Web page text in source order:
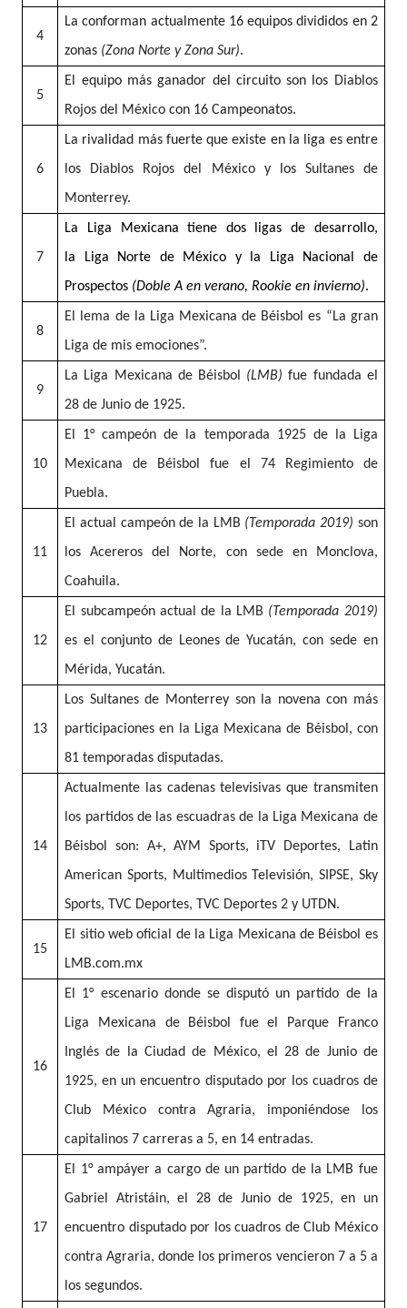
4
La conforman actualmente 16 equipos divididos en 2
zonas (Zona Norte yZona Sur).
5
El equipo más ganador del circuito son los Diablos
Rojos del México con 16 Campeonatos.
6
La rivalidad más fuerte que existe en la liga es entre
los
Diablos Rojos del Méxicoy los Sultanes de
Monterrey.
7
La Liga Mexicana tiene dos ligas de desarrollo,
la Liga Norte de México y la Liga Nacional de
Prospectos (Doble A en verano, Rookie en invierno).
8
El lema de la Liga Mexicana de Béisbol es “La gran
Liga de mis emociones”.
9
La Liga Mexicana de Béisbol (LMB) fue fundada el
28 de Junio de 1925.
10
El 1° campeón de la temporada 1925 de la Liga
Mexicana de Béisbol fue el 74 Regimiento de
Puebla.
11
El actual campeón de la LMB (Temporada 2019) son
los Acereros del Norte, con sede en Monclova,
Coahuila.
12
El subcampeón actual de la LMB (Temporada 2019)
es el conjunto de Leones de Yucatán, con sede en
Mérida, Yucatán.
13
Los Sultanes de Monterrey son la novena con más
participaciones en la Liga Mexicana de Béisbol, con
81 temporadas disputadas.
14
Actualmente las cadenas televisivas que transmiten
los partidos de las escuadras de la Liga Mexicana de
Béisbol son: A+, AYM Sports, iTV Deportes, Latin
American Sports, Multimedios Televisión, SIPSE, Sky
Sports, TVC Deportes, TVC Deportes 2 y UTDN.
15
El sitio web oficial de la Liga Mexicana de Béisbol es
LMB.com.mx
16
El 1° escenario donde se disputó un partido de la
Liga Mexicana de Béisbol fue el Parque Franco
Inglés de la Ciudad de México, el 28 de Junio de
1925, en un encuentro disputado por los cuadros de
Club México contra Agraria, imponiéndose los
capitalinos 7 carreras a 5, en 14 entradas.
17
El 1° ampáyer a cargo de un partido de la LMB fue
Gabriel Atristáin, el 28 de Junio de 1925, en un
encuentro disputado por los cuadros de Club México
contra Agraria, donde los primeros vencieron 7 a 5 a
los segundos.